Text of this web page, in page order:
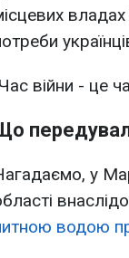
війни - це
у
водою